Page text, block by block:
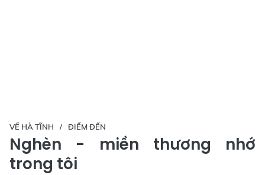
VỀ HÀ TĨNH ĐIỂM ĐẾN
Nghèn - miền thương nhớ
trong tôi